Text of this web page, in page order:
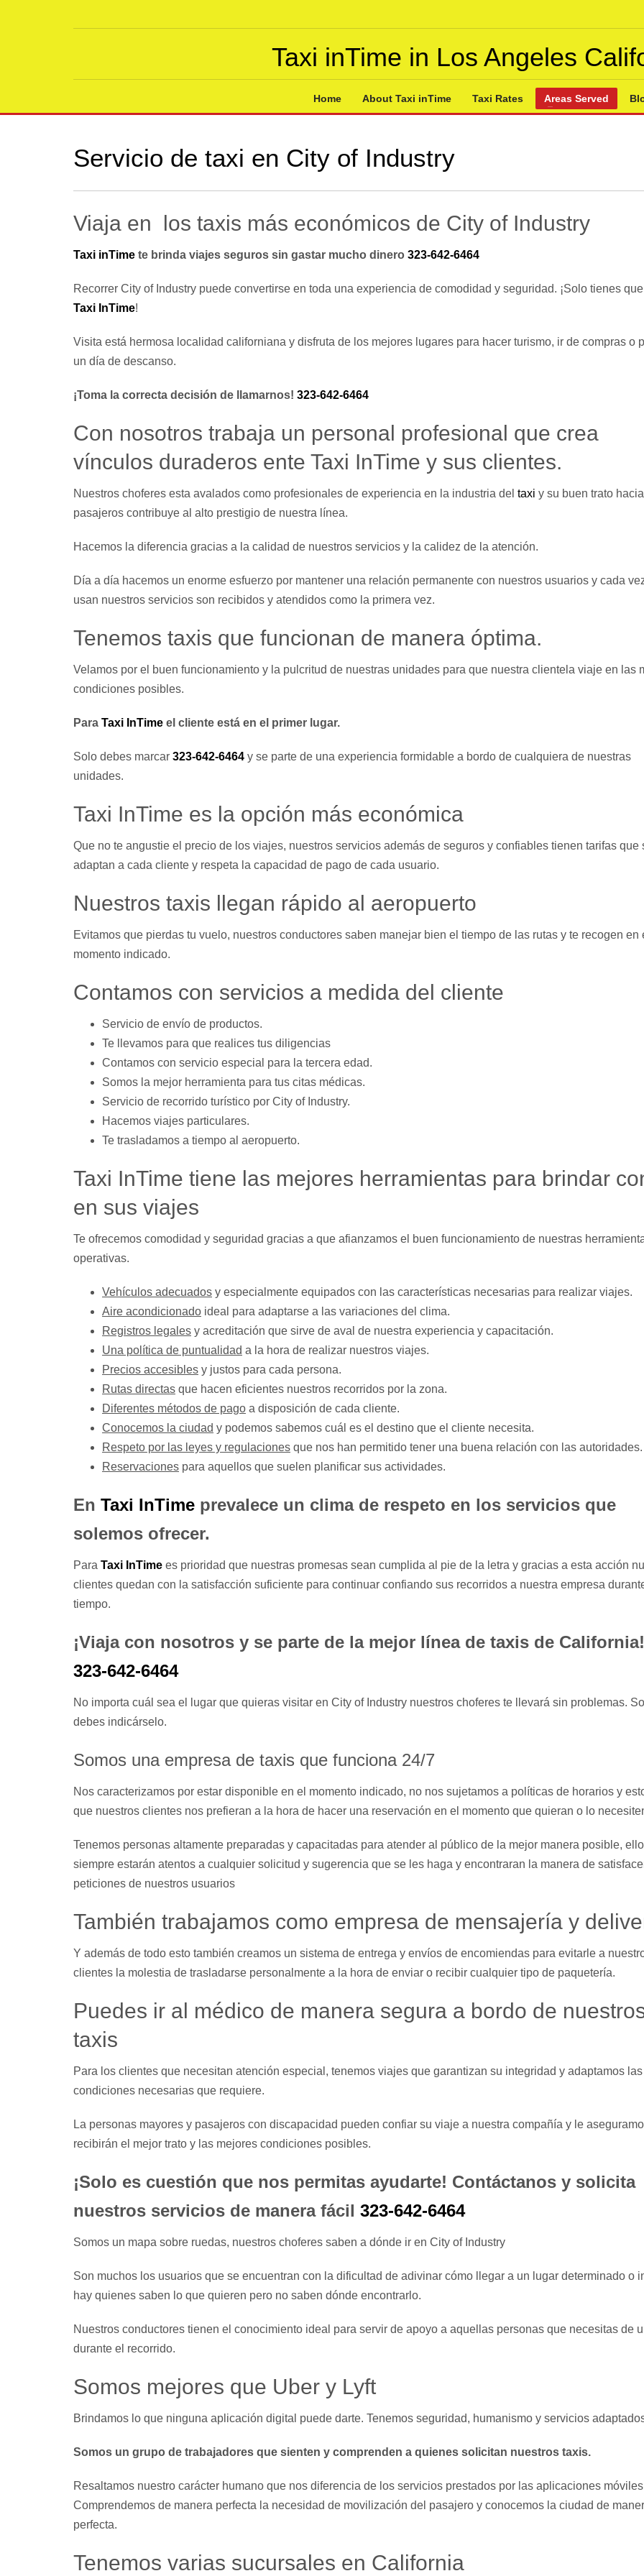
Taxi inTime in Los Angeles
Home About Taxi inTime Taxi Rates Areas Served
Servicio de taxi en City of Industry
Viaja en los taxis más económicos de City of Industry
Taxi inTime te brinda viajes seguros sin gastar mucho dinero 323-642-6464
Recorrer City of Industry puede convertirse en toda una experiencia de comodidad y seguridad. ¡Solo tienes
Taxi InTime!
Visita está hermosa localidad californiana y disfruta de los mejores lugares para hacer turismo, ir de compras o
un día de descanso.
¡Toma la correcta decisión de llamarnos! 323-642-6464
Con nosotros trabaja un personal profesional que crea
vínculos duraderos ente Taxi InTime y sus clientes.
Nuestros choferes esta avalados como profesionales de experiencia en la industria del taxi y su buen trato
pasajeros contribuye al alto prestigio de nuestra línea.
Hacemos la diferencia gracias a la calidad de nuestros servicios y la calidez de la atención.
Día a día hacemos un enorme esfuerzo por mantener una relación permanente con nuestros usuarios y cada
usan nuestros servicios son recibidos y atendidos como la primera vez.
Tenemos taxis que funcionan de manera óptima.
Velamos por el buen funcionamiento y la pulcritud de nuestras unidades para que nuestra clientela viaje en las
condiciones posibles.
Para Taxi InTime el cliente está en el primer lugar.
Solo debes marcar 323-642-6464 y se parte de una experiencia formidable a bordo de cualquiera de nuestras
unidades.
Taxi InTime es la opción más económica
Que no te angustie el precio de los viajes, nuestros servicios además de seguros y confiables tienen tarifas que
adaptan a cada cliente y respeta la capacidad de pago de cada usuario.
Nuestros taxis llegan rápido al aeropuerto
Evitamos que pierdas tu vuelo, nuestros conductores saben manejar bien el tiempo de las rutas y te recogen en
momento indicado.
Contamos con servicios a medida del cliente
Servicio de envío de productos.
Te llevamos para que realices tus diligencias
Contamos con servicio especial para la tercera edad.
Somos la mejor herramienta para tus citas médicas.
Servicio de recorrido turístico por City of Industry.
Hacemos viajes particulares.
Te trasladamos a tiempo al aeropuerto.
Taxi InTime tiene las mejores herramientas para brindar
en sus viajes
Te ofrecemos comodidad y seguridad gracias a que afianzamos el buen funcionamiento de nuestras
operativas.
Vehículos adecuados y especialmente equipados con las características necesarias para realizar viajes.
Aire acondicionado ideal para adaptarse a las variaciones del clima.
Registros legales y acreditación que sirve de aval de nuestra experiencia y capacitación.
Una política de puntualidad a la hora de realizar nuestros viajes.
Precios accesibles y justos para cada persona.
Rutas directas que hacen eficientes nuestros recorridos por la zona.
Diferentes métodos de pago a disposición de cada cliente.
Conocemos la ciudad y podemos sabemos cuál es el destino que el cliente necesita.
Respeto por las leyes y regulaciones que nos han permitido tener una buena relación con las autoridades.
Reservaciones para aquellos que suelen planificar sus actividades.
En Taxi InTime prevalece un clima de respeto en los servicios que
solemos ofrecer.
Para Taxi InTime es prioridad que nuestras promesas sean cumplida al pie de la letra y gracias a esta acción
clientes quedan con la satisfacción suficiente para continuar confiando sus recorridos a nuestra empresa
tiempo.
¡Viaja con nosotros y se parte de la mejor línea de taxis de California!
323-642-6464
No importa cuál sea el lugar que quieras visitar en City of Industry nuestros choferes te llevará sin problemas.
debes indicárselo.
Somos una empresa de taxis que funciona 24/7
Nos caracterizamos por estar disponible en el momento indicado, no nos sujetamos a políticas de horarios y
que nuestros clientes nos prefieran a la hora de hacer una reservación en el momento que quieran o lo
Tenemos personas altamente preparadas y capacitadas para atender al público de la mejor manera posible,
siempre estarán atentos a cualquier solicitud y sugerencia que se les haga y encontraran la manera de
peticiones de nuestros usuarios
También trabajamos como empresa de mensajería y
Y además de todo esto también creamos un sistema de entrega y envíos de encomiendas para evitarle a
clientes la molestia de trasladarse personalmente a la hora de enviar o recibir cualquier tipo de paquetería.
Puedes ir al médico de manera segura a bordo de
taxis
Para los clientes que necesitan atención especial, tenemos viajes que garantizan su integridad y adaptamos las
condiciones necesarias que requiere.
La personas mayores y pasajeros con discapacidad pueden confiar su viaje a nuestra compañía y le
recibirán el mejor trato y las mejores condiciones posibles.
¡Solo es cuestión que nos permitas ayudarte! Contáctanos y solicita
nuestros servicios de manera fácil 323-642-6464
Somos un mapa sobre ruedas, nuestros choferes saben a dónde ir en City of Industry
Son muchos los usuarios que se encuentran con la dificultad de adivinar cómo llegar a un lugar determinado o
hay quienes saben lo que quieren pero no saben dónde encontrarlo.
Nuestros conductores tienen el conocimiento ideal para servir de apoyo a aquellas personas que necesitas de
durante el recorrido.
Somos mejores que Uber y Lyft
Brindamos lo que ninguna aplicación digital puede darte. Tenemos seguridad, humanismo y servicios
Somos un grupo de trabajadores que sienten y comprenden a quienes solicitan nuestros taxis.
Resaltamos nuestro carácter humano que nos diferencia de los servicios prestados por las aplicaciones
Comprendemos de manera perfecta la necesidad de movilización del pasajero y conocemos la ciudad de
perfecta.
Tenemos varias sucursales en California